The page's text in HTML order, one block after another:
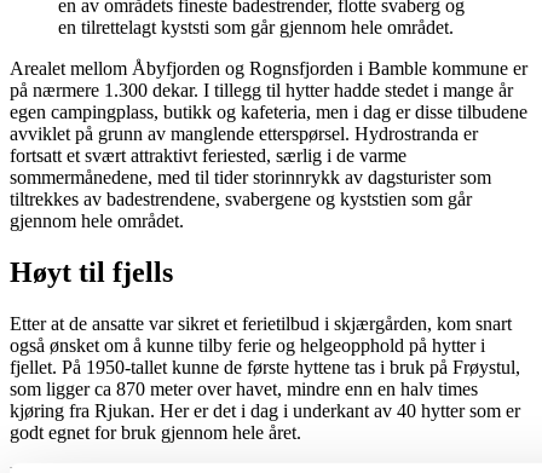
en av områdets fineste badestrender, flotte svaberg og
en tilrettelagt kyststi som går gjennom hele området.
Arealet mellom Åbyfjorden og Rognsfjorden i Bamble kommune er
på nærmere 1.300 dekar. I tillegg til hytter hadde stedet i mange år
egen campingplass, butikk og kafeteria, men i dag er disse tilbudene
avviklet på grunn av manglende etterspørsel. Hydrostranda er
fortsatt et svært attraktivt feriested, særlig i de varme
sommermånedene, med til tider storinnrykk av dagsturister som
tiltrekkes av badestrendene, svabergene og kyststien som går
gjennom hele området.
Høyt til fjells
Etter at de ansatte var sikret et ferietilbud i skjærgården, kom snart
også ønsket om å kunne tilby ferie og helgeopphold på hytter i
fjellet. På 1950-tallet kunne de første hyttene tas i bruk på Frøystul,
som ligger ca 870 meter over havet, mindre enn en halv times
kjøring fra Rjukan. Her er det i dag i underkant av 40 hytter som er
godt egnet for bruk gjennom hele året.